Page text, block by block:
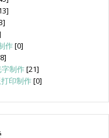
作[0]
制作[21]
印制作[0]